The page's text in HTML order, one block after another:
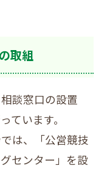
取組
談窓口の設置
ています。
は、「公営競技
センター」を設